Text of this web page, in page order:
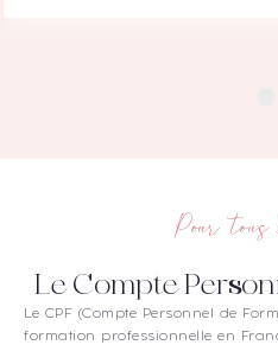
la
Pour tous
Le Compte
Le CPF (Compte Personnel de
formation professionnelle en